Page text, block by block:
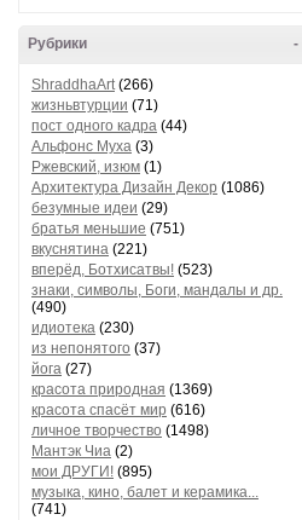
-
Рубрики
ShraddhaArt(266)
жизньвтурции (71)
пост одного кадра (44)
Альфонс Муха (3)
Ржевский, изюм (1)
Архитектура Дизайн Декор (1086)
безумные идеи (29)
братья меньшие (751)
вкуснятина (221)
вперёд, Ботхисатвы! (523)
знаки, символы, Боги, мандалы и др.
(490)
идиотека (230)
из непонятого (37)
йога (27)
красота природная (1369)
красота спасёт мир (616)
личное творчество (1498)
Мантэк Чиа (2)
мои ДРУГИ! (895)
музыка, кино, балет и керамика...
(741)